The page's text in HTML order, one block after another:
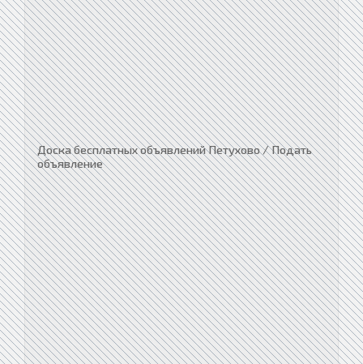
Доска бесплатных объявлений Петухово / Подать
объявление